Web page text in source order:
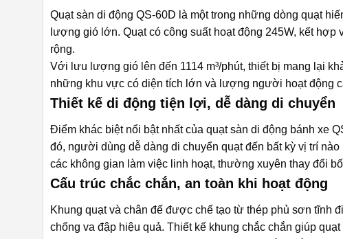
Quạt sàn di động QS-60D là một trong những dòng quạt
lượng gió lớn. Quạt có công suất hoạt động 245W, kết
rộng.
Với lưu lượng gió lên đến 1114 m³/phút, thiết bị mang lại
những khu vực có diện tích lớn và lượng người hoạt động
Thiết kế di động tiện lợi, dễ dàng di chuyển
Điểm khác biệt nổi bật nhất của quạt sàn di động bánh xe
đó, người dùng dễ dàng di chuyển quạt đến bất kỳ vị trí
các không gian làm việc linh hoạt, thường xuyên thay đổi
Cấu trúc chắc chắn, an toàn khi hoạt động
Khung quạt và chân đế được chế tạo từ thép phủ sơn tĩnh
chống va đập hiệu quả. Thiết kế khung chắc chắn giúp